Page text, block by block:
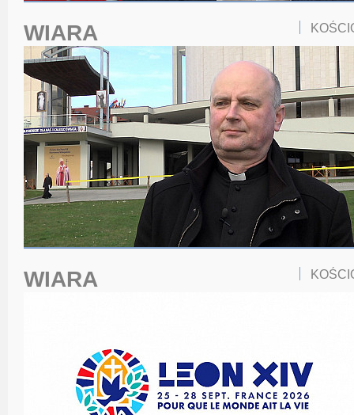
WIARA
WIARA